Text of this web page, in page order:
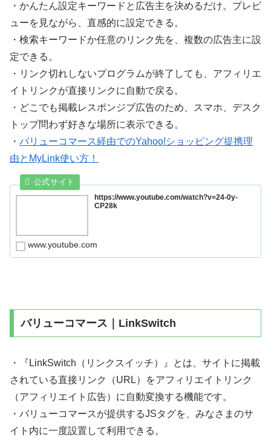
・かんたん設定キーワードと広告主を決めるだけ。プレビ
ューを見ながら、直感的に設定できる。
・検索キーワードか任意のリンク先を、複数の広告主に設
定できる。
・リンク切れしないプログラムが終了しても、アフィリエ
イトリンクが直接リンクに自動で戻る。
・どこでも掲載レスポンジブ広告のため、スマホ、デスク
トップ問わず好きな場所に表示できる。
・ バリューコマース経由でのYahoo!ショッピング提携理
由とMyLink使い方！
https://www.youtube.com/watch?v=24-0y-
CP28k
www.youtube.com
バリューコマース｜LinkSwitch
・『LinkSwitch（リンクスイッチ）』とは、サイトに掲載
されている直接リンク（URL）をアフィリエイトリンク
（アフィリエイト広告）に自動変換する機能です。
・バリューコマースが提供するJSタグを、みなさまのサ
イト内に一度設置して利用できる。